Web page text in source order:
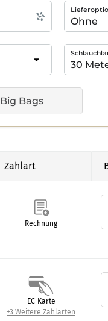
Big Bags
Zahlart
Rechnung
EC-Karte
+3 Weitere Zahlarten